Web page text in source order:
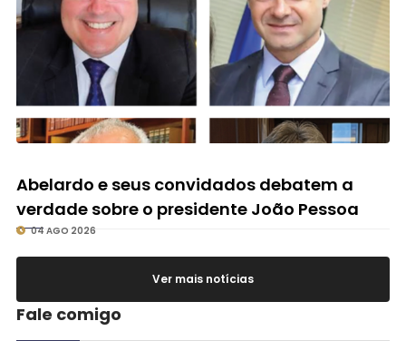
Abelardo e seus convidados debatem a
verdade sobre o presidente João Pessoa
04 AGO 2026
Ver mais notícias
Fale comigo